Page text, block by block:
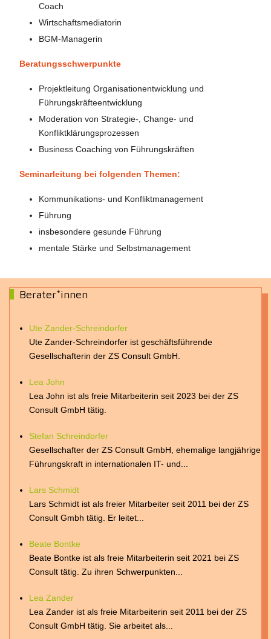
Coach
Wirtschaftsmediatorin
BGM-Managerin
Beratungsschwerpunkte
Projektleitung Organisationentwicklung und
Führungskräfteentwicklung
Moderation von Strategie-, Change- und
Konfliktklärungsprozessen
Business Coaching von Führungskräften
Seminarleitung bei folgenden Themen:
Kommunikations- und Konfliktmanagement
Führung
insbesondere gesunde Führung
mentale Stärke und Selbstmanagement
Berater*innen
Ute Zander-Schreindorfer
Ute Zander-Schreindorfer ist geschäftsführende
Gesellschafterin der ZS Consult GmbH.
Lea John
Lea John ist als freie Mitarbeiterin seit 2023 bei der ZS
Consult GmbH tätig.
Stefan Schreindorfer
Gesellschafter der ZS Consult GmbH, ehemalige langjährige
Führungskraft in internationalen IT- und...
Lars Schmidt
Lars Schmidt ist als freier Mitarbeiter seit 2011 bei der ZS
Consult Gmbh tätig. Er leitet...
Beate Bontke
Beate Bontke ist als freie Mitarbeiterin seit 2021 bei ZS
Consult tätig. Zu ihren Schwerpunkten...
Lea Zander
Lea Zander ist als freie Mitarbeiterin seit 2011 bei der ZS
Consult GmbH tätig. Sie arbeitet als...